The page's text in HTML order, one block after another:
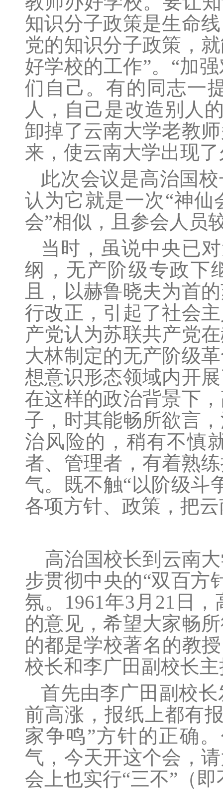
知识分子政策是生命
党的知识分子政策，
好学校的工作”。“加
们自己。有的同志一
人，自己是改造别人
卸掉了云南大学老教
来，使云南大学出现
此次会议是高治国
认为它就是一次“神仙
会”相似，且参会人员
当时，虽说中央已
纲，无产阶级专政下
且，以赫鲁晓夫为首
行改正，引起了社会
产党认为苏联共产党
大林制定的无产阶级
想意识形态领域内开
在这样的政治背景下
子，时其能畅所欲言
治风险的，稍有不慎
者、管理者，有着熟
气。既不触“以阶级斗
各项方针、政策，把
高治国校长到云南
步贯彻中央的“双百方
氛。 1961年3 月 21 日
的意见，希望大家畅
的都是学校著名的教
校长和李广田副校长
首先由李广田副校
前高涨，报纸上都有
家争鸣”方针的正确
气，今天开这个会，
会上也实行“三不”（